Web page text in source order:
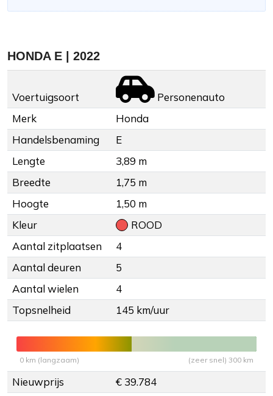
HONDA E | 2022
Voertuigsoort
Personenauto
Merk
Honda
Handelsbenaming
E
Lengte
3,89 m
Breedte
1,75 m
Hoogte
1,50 m
Kleur
ROOD
Aantal zitplaatsen
4
Aantal deuren
5
Aantal wielen
4
Topsnelheid
145 km/uur
0 km (langzaam) (zeer snel) 300 km
Nieuwprijs € 39.784